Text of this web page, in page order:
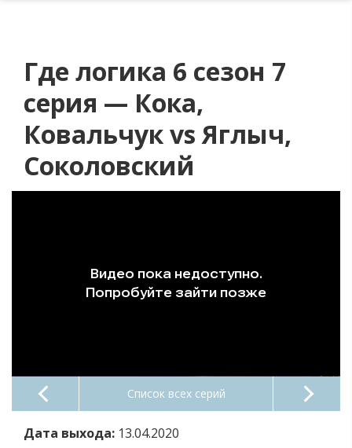
Где логика 6 сезон 7
серия — Кока,
Ковальчук vs Яглыч,
Соколовский
Список всех серий
Дата выхода: 13.04.2020